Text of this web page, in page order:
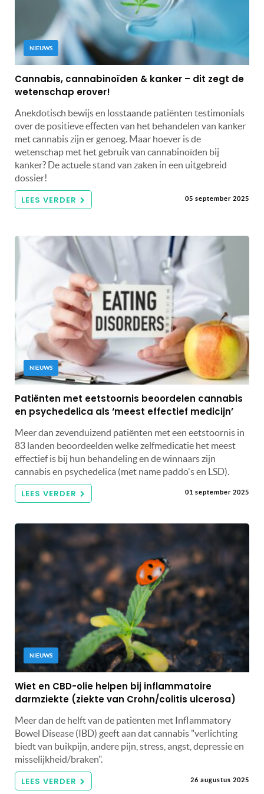
NIEUWS
Cannabis, cannabinoïden & kanker – dit zegt de
wetenschap erover!
Anekdotisch bewijs en losstaande patiënten testimonials
over de positieve effecten van het behandelen van kanker
met cannabis zijn er genoeg. Maar hoever is de
wetenschap met het gebruik van cannabinoïden bij
kanker? De actuele stand van zaken in een uitgebreid
dossier!
LEES VERDER 05 september 2025
NIEUWS
Patiënten met eetstoornis beoordelen cannabis
en psychedelica als ‘meest effectief medicijn’
Meer dan zevenduizend patiënten met een eetstoornis in
83 landen beoordeelden welke zelfmedicatie het meest
effectief is bij hun behandeling en de winnaars zijn
cannabis en psychedelica (met name paddo's en LSD).
LEES VERDER 01 september 2025
NIEUWS
Wiet en CBD-olie helpen bij inflammatoire
darmziekte (ziekte van Crohn/colitis ulcerosa)
Meer dan de helft van de patiënten met Inflammatory
Bowel Disease (IBD) geeft aan dat cannabis "verlichting
biedt van buikpijn, andere pijn, stress, angst, depressie en
misselijkheid/braken".
LEES VERDER 26 augustus 2025